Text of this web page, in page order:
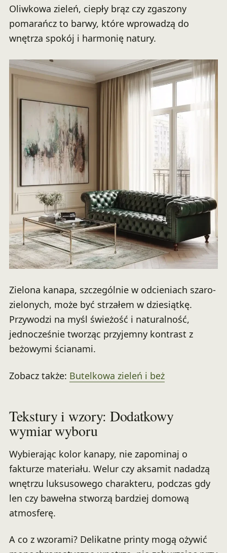
Oliwkowa zieleń, ciepły brąz czy zgaszony
pomarańcz to barwy, które wprowadzą do
wnętrza spokój i harmonię natury.
Zielona kanapa, szczególnie w odcieniach szaro-
zielonych, może być strzałem w dziesiątkę.
Przywodzi na myśl świeżość i naturalność,
jednocześnie tworząc przyjemny kontrast z
beżowymi ścianami.
Zobacz także: Butelkowa zieleń i beż
Tekstury i wzory: Dodatkowy
wymiar wyboru
Wybierając kolor kanapy, nie zapominaj o
fakturze materiału. Welur czy aksamit nadadzą
wnętrzu luksusowego charakteru, podczas gdy
len czy bawełna stworzą bardziej domową
atmosferę.
A co z wzorami? Delikatne printy mogą ożywić